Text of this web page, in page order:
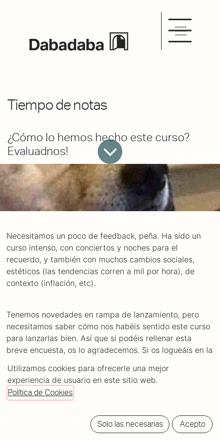
Tiempo de notas
¿Cómo lo hemos hecho este curso?
Evaluadnos!
Necesitamos un poco de feedback, peña. Ha sido un
curso intenso, con conciertos y noches para el
recuerdo, y también con muchos cambios sociales,
estéticos (las tendencias corren a mil por hora), de
contexto (inflación, etc).
Tenemos novedades en rampa de lanzamiento, pero
necesitamos saber cómo nos habéis sentido este curso
para lanzarlas bien. Así que si podéis rellenar esta
breve encuesta, os lo agradecemos. Si os logueáis en la
En agradecimiento por vuestro tiempo, al final de la
encuesta os saldrá un código para un descuento en las
¡ENCUESTA!
Utilizamos cookies para ofrecerle una mejor
experiencia de usuario en este sitio web.
Política de Cookies
Solo las necesarias Acepto